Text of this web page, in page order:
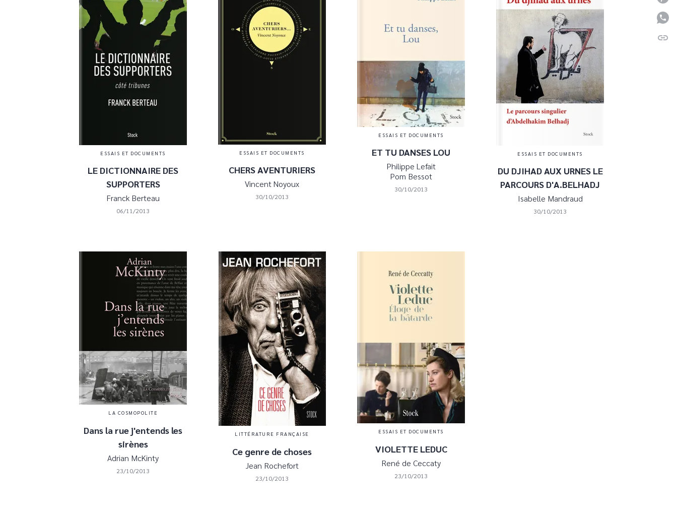
ESSAIS ET DOCUMENTS
LE DICTIONNAIRE DES
SUPPORTERS
Franck Berteau
06/11/2013
ESSAIS ET DOCUMENTS
CHERS AVENTURIERS
Vincent Noyoux
30/10/2013
ESSAIS ET DOCUMENTS
ET TU DANSES LOU
Philippe Lefait
Pom Bessot
30/10/2013
ESSAIS ET DOCUMENTS
DU DJIHAD AUX URNES LE
PARCOURS D'A.BELHADJ
Isabelle Mandraud
30/10/2013
LA COSMOPOLITE
Dans la rue j'entends les
sirènes
Adrian McKinty
23/10/2013
LITTÉRATURE FRANÇAISE
Ce genre de choses
Jean Rochefort
23/10/2013
ESSAIS ET DOCUMENTS
VIOLETTE LEDUC
René de Ceccaty
23/10/2013
link